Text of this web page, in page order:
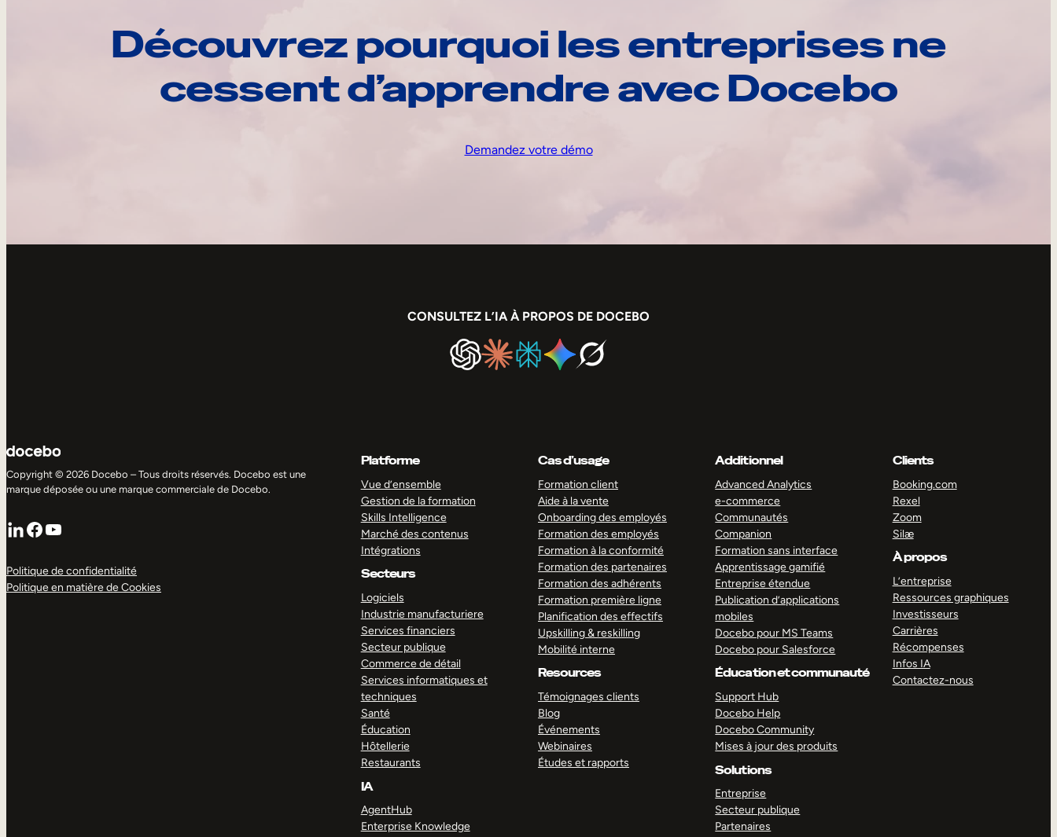
Découvrez pourquoi les entreprises ne
cessent d’apprendre avec Docebo
Demandez votre démo
CONSULTEZ L’IA À PROPOS DE DOCEBO
Copyright © 2026 Docebo – Tous droits réservés. Docebo est une
marque déposée ou une marque commerciale de Docebo.
LinkedIn
Facebook
YouTube
Politique de confidentialité
Politique en matière de Cookies
Platforme
Vue d’ensemble
Gestion de la formation
Skills Intelligence
Marché des contenus
Intégrations
Secteurs
Logiciels
Industrie manufacturiere
Services financiers
Secteur publique
Commerce de détail
Services informatiques et
techniques
Santé
Éducation
Hôtellerie
Restaurants
IA
AgentHub
Enterprise Knowledge
Cas d’usage
Formation client
Aide à la vente
Onboarding des employés
Formation des employés
Formation à la conformité
Formation des partenaires
Formation des adhérents
Formation première ligne
Planification des effectifs
Upskilling & reskilling
Mobilité interne
Resources
Témoignages clients
Blog
Événements
Webinaires
Études et rapports
Additionnel
Advanced Analytics
e-commerce
Communautés
Companion
Formation sans interface
Apprentissage gamifié
Entreprise étendue
Publication d’applications
mobiles
Docebo pour MS Teams
Docebo pour Salesforce
Éducation et communauté
Support Hub
Docebo Help
Docebo Community
Mises à jour des produits
Solutions
Entreprise
Secteur publique
Partenaires
Clients
Booking.com
Rexel
Zoom
Silæ
À propos
L’entreprise
Ressources graphiques
Investisseurs
Carrières
Récompenses
Infos IA
Contactez-nous